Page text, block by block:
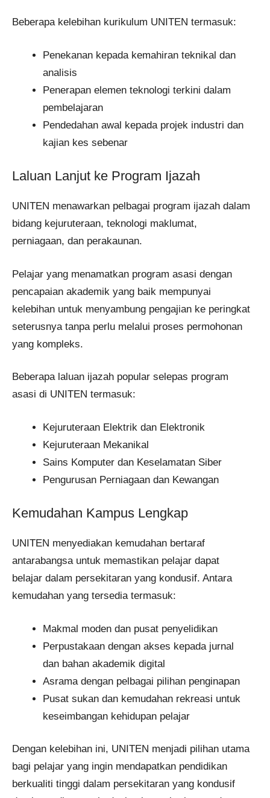
Beberapa kelebihan kurikulum UNITEN termasuk:
Penekanan kepada kemahiran teknikal dan
analisis
Penerapan elemen teknologi terkini dalam
pembelajaran
Pendedahan awal kepada projek industri dan
kajian kes sebenar
Laluan Lanjut ke Program Ijazah
UNITEN menawarkan pelbagai program ijazah dalam
bidang kejuruteraan, teknologi maklumat,
perniagaan, dan perakaunan.
Pelajar yang menamatkan program asasi dengan
pencapaian akademik yang baik mempunyai
kelebihan untuk menyambung pengajian ke peringkat
seterusnya tanpa perlu melalui proses permohonan
yang kompleks.
Beberapa laluan ijazah popular selepas program
asasi di UNITEN termasuk:
Kejuruteraan Elektrik dan Elektronik
Kejuruteraan Mekanikal
Sains Komputer dan Keselamatan Siber
Pengurusan Perniagaan dan Kewangan
Kemudahan Kampus Lengkap
UNITEN menyediakan kemudahan bertaraf
antarabangsa untuk memastikan pelajar dapat
belajar dalam persekitaran yang kondusif. Antara
kemudahan yang tersedia termasuk:
Makmal moden dan pusat penyelidikan
Perpustakaan dengan akses kepada jurnal
dan bahan akademik digital
Asrama dengan pelbagai pilihan penginapan
Pusat sukan dan kemudahan rekreasi untuk
keseimbangan kehidupan pelajar
Dengan kelebihan ini, UNITEN menjadi pilihan utama
bagi pelajar yang ingin mendapatkan pendidikan
berkualiti tinggi dalam persekitaran yang kondusif